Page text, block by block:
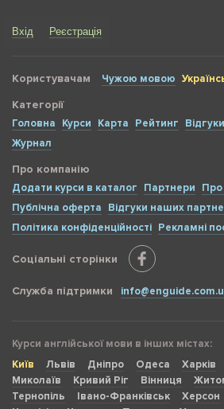
Вхід Реєстрація
Користувачам Чужою мовою
Категорії
Головна Курси Карта Рейтинг Відгуки
Журнал
Про компанію
Додати курси в каталог Партнери
Про
Публічна оферта
Відгуки наших
Політика конфіденційності Рекламні
Соціальні сторінки
Служба підтримки
Курси англійської мови в інших містах:
Київ
Львів Дніпро Одеса Харків
Миколаїв
Кривий Ріг Вінниця
Тернопіль
Івано-Франківськ Херсон